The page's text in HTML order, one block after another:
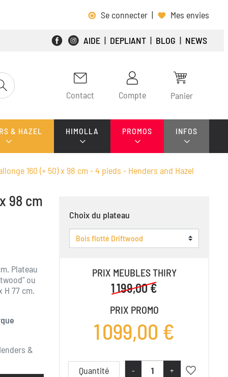
Se connecter | Mes envies
AIDE | DEPLIANT | BLOG | NEWS
Contact Compte Panier
& HAZEL HIMOLLA PROMOS INFOS
160 (+ 50) x 98 cm - 4 pieds - Henders and Hazel
98 cm
Plateau
ou
H 77 cm.
&
Choix du plateau
PRIX MEUBLES THIRY
1 199,00 €
PRIX PROMO
1 099,00 €
Quantité - + favorite_border